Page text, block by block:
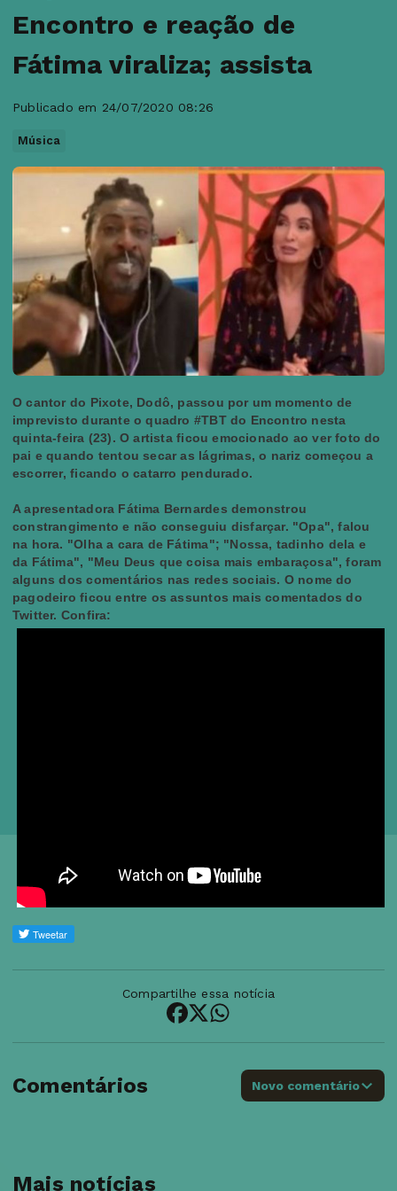
Encontro e reação de
Fátima viraliza; assista
Publicado em 24/07/2020 08:26
Música
O cantor do Pixote, Dodô, passou por um momento de
imprevisto durante o quadro #TBT do Encontro nesta
quinta-feira (23). O artista ficou emocionado ao ver foto do
pai e quando tentou secar as lágrimas, o nariz começou a
escorrer, ficando o catarro pendurado.
A apresentadora Fátima Bernardes demonstrou
constrangimento e não conseguiu disfarçar. "Opa", falou
na hora. "Olha a cara de Fátima"; "Nossa, tadinho dela e
da Fátima", "Meu Deus que coisa mais embaraçosa", foram
alguns dos comentários nas redes sociais. O nome do
pagodeiro ficou entre os assuntos mais comentados do
Twitter. Confira:
Compartilhe essa notícia
Comentários Novo comentário
Mais notícias